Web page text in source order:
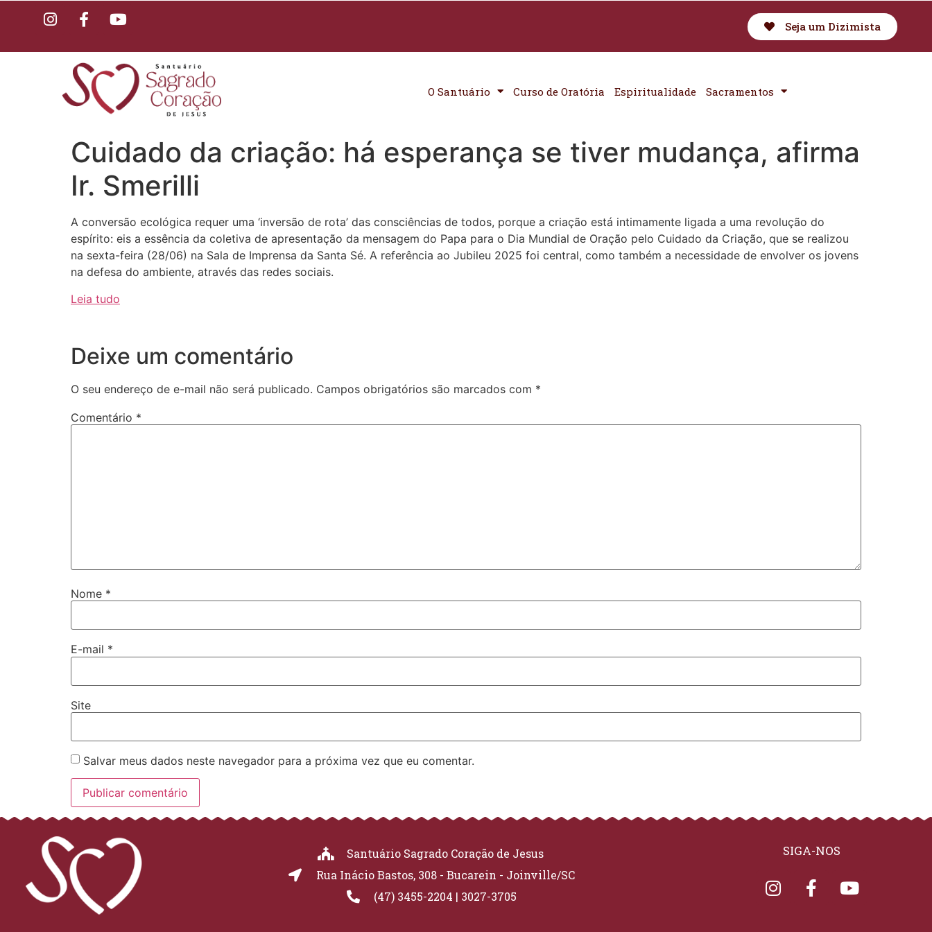
Seja um Dizimista
O Santuário Curso de Oratória Espiritualidade Sacramentos
Cuidado da criação: há esperança se tiver mudança, afirma
Ir. Smerilli
A conversão ecológica requer uma ‘inversão de rota’ das consciências de todos, porque a criação está intimamente ligada a uma revolução do
espírito: eis a essência da coletiva de apresentação da mensagem do Papa para o Dia Mundial de Oração pelo Cuidado da Criação, que se realizou
na sexta-feira (28/06) na Sala de Imprensa da Santa Sé. A referência ao Jubileu 2025 foi central, como também a necessidade de envolver os jovens
na defesa do ambiente, através das redes sociais.
Leia tudo
Deixe um comentário
O seu endereço de e-mail não será publicado. Campos obrigatórios são marcados com *
Comentário *
Nome *
E-mail *
Site
Salvar meus dados neste navegador para a próxima vez que eu comentar.
Santuário Sagrado Coração de Jesus
Rua Inácio Bastos, 308 - Bucarein - Joinville/SC
(47) 3455-2204 | 3027-3705
SIGA-NOS